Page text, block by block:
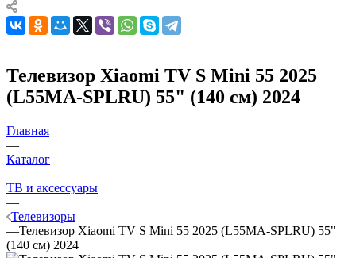
Телевизор Xiaomi TV S Mini 55 2025
(L55MA-SPLRU) 55" (140 см) 2024
Главная
—
Каталог
—
ТВ и аксессуары
—
Телевизоры
—Телевизор Xiaomi TV S Mini 55 2025 (L55MA-SPLRU) 55"
(140 см) 2024